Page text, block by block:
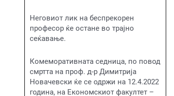
Неговиот лик на беспрекорен
професор ќе остане во трајно
сеќавање.
Комеморативната седница, по повод
смртта на проф. д-р Димитрија
Новачевски ќе се одржи на 12.4.2022
година, на Економскиот факултет –